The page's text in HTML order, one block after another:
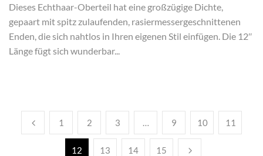
Dieses Echthaar-Oberteil hat eine großzügige Dichte,
gepaart mit spitz zulaufenden, rasiermessergeschnittenen
Enden, die sich nahtlos in Ihren eigenen Stil einfügen. Die 12″
Länge fügt sich wunderbar...
1 2 3 … 9 10 11
12 13 14 15